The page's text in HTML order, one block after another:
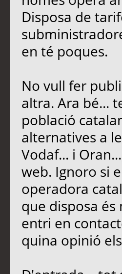
Disposa de
en té poques.
No vull fer
altra. Ara bé...
població
alternatives a
Vodaf... i
web. Ignoro si
operadora
que disposa
entri en
quina opinió